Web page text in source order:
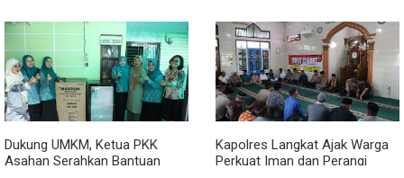
Nasional
Dukung UMKM, Ketua PKK
Asahan Serahkan Bantuan
Kapolres Langkat Ajak Warga
Perkuat Iman dan Perangi